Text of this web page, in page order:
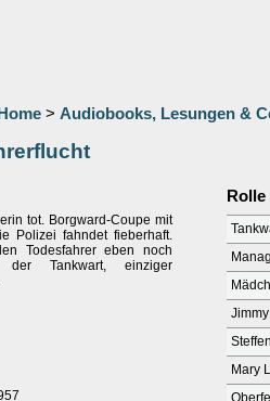
Home > Audiobooks, Lesungen &
tot. Borgward-Coupe mit
Polizei fahndet fieberhaft.
Todesfahrer eben noch
Tankwart, einziger
Rolle
Steffen
Mary